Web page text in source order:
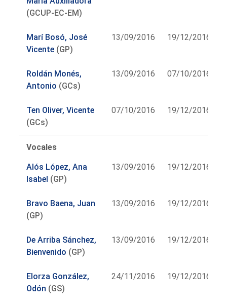
(GCUP-EC-EM)
Marí Bosó, José
Vicente (GP)
13/09/2016 19/12/2016
Roldán Monés,
Antonio (GCs)
13/09/2016 07/10/2016
Ten Oliver, Vicente
(GCs)
07/10/2016 19/12/2016
Vocales
Alós López, Ana
Isabel (GP)
13/09/2016 19/12/2016
Bravo Baena, Juan
(GP)
13/09/2016 19/12/2016
De Arriba Sánchez,
Bienvenido (GP)
13/09/2016 19/12/2016
Elorza González,
Odón (GS)
24/11/2016 19/12/2016